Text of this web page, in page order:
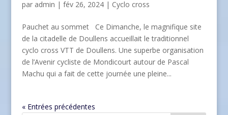
par admin | fév 26, 2024 | Cyclo cross
Pauchet au sommet Ce Dimanche, le magnifique site
de la citadelle de Doullens accueillait le traditionnel
cyclo cross VTT de Doullens. Une superbe organisation
de l’Avenir cycliste de Mondicourt autour de Pascal
Machu qui a fait de cette journée une pleine...
« Entrées précédentes